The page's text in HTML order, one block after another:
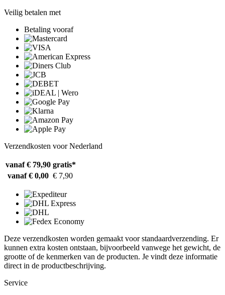
Veilig betalen met
Betaling vooraf
Verzendkosten voor Nederland
vanaf € 79,90 gratis*
vanaf € 0,00 € 7,90
Deze verzendkosten worden gemaakt voor standaardverzending. Er
kunnen extra kosten ontstaan, bijvoorbeeld vanwege het gewicht, de
grootte of de kenmerken van de producten. Je vindt deze informatie
direct in de productbeschrijving.
Service